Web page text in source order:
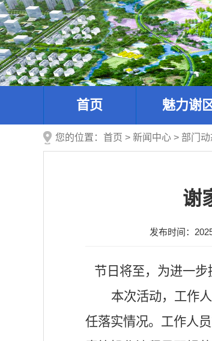
首页 魅力谢
您的位置： 首页 > 新闻中心 > 部门动
谢
发布时间：
节日将至，为进一
本次活动，工作
任落实情况。工作人